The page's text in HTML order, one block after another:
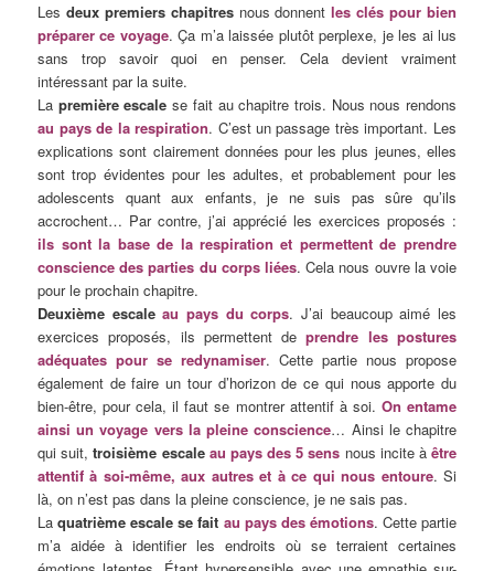
Les deux premiers chapitresnous donnentles clés pour bien
préparer ce voyage. Ça m’a laissée plutôt perplexe, je les ai lus
sans trop savoir quoi en penser. Cela devient vraiment
intéressant par la suite.
La première escale se fait au chapitre trois. Nous nous rendons
au pays de la respiration. C’est un passage très important. Les
explications sont clairement données pour les plus jeunes, elles
sont trop évidentes pour les adultes, et probablement pour les
adolescents quant aux enfants, je ne suis pas sûre qu’ils
accrochent… Par contre, j’ai apprécié les exercices proposés :
ils sont la base de la respiration et permettent de prendre
conscience des parties du corps liées. Cela nous ouvre la voie
pour le prochain chapitre.
Deuxième escaleau pays du corps. J’ai beaucoup aimé les
exercices proposés, ils permettent deprendre les postures
adéquates pour se redynamiser. Cette partie nous propose
également de faire un tour d’horizon de ce qui nous apporte du
bien-être, pour cela, il faut se montrer attentif à soi. On entame
ainsi un voyage vers la pleine conscience… Ainsi le chapitre
qui suit,troisième escale au pays des 5 sens nous incite à être
attentif à soi-même, aux autres et à ce qui nous entoure. Si
là, on n’est pas dans la pleine conscience, je ne sais pas.
Laquatrième escale se fait au pays des émotions. Cette partie
m’a aidée à identifier les endroits où se terraient certaines